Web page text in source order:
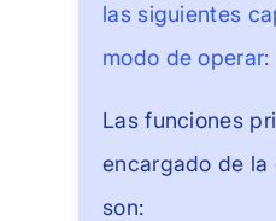
las siguientes
modo de operar:
Las funciones
encargado de
son: